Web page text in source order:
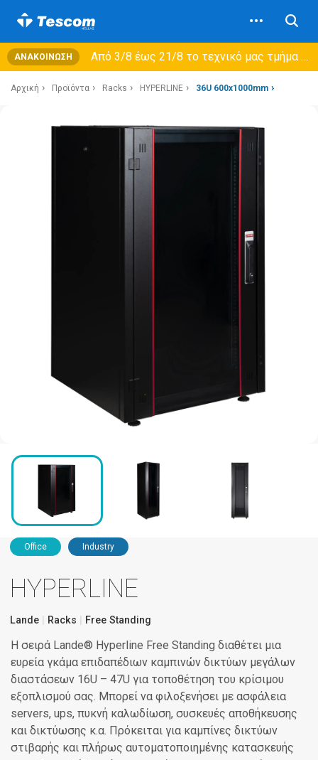
ΑΝΑΚΟΊΝΩΣΗ Από 3/8 έως 21/8 τo τεχνικό μας τμήμα θα εξυπηρετεί μόνο συμβόλαια συντήρησης και όχι νέες παραλαβές →
Αρχική Προϊόντα Racks HYPERLINE 36U 600x1000mm
Office Industry
HYPERLINE
Lande Racks Free Standing
Η σειρά Lande® Hyperline Free Standing διαθέτει μια
ευρεία γκάμα επιδαπέδιων καμπινών δικτύων μεγάλων
διαστάσεων 16U – 47U για τοποθέτηση του κρίσιμου
εξοπλισμού σας. Μπορεί να φιλοξενήσει με ασφάλεια
servers, ups, πυκνή καλωδίωση, συσκευές αποθήκευσης
και δικτύωσης κ.α. Πρόκειται για καμπίνες δικτύων
στιβαρής και πλήρως αυτοματοποιημένης κατασκευής